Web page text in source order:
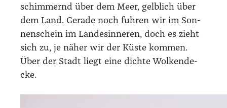
schim­mernd über dem Meer, gelb­lich über
dem Land. Gera­de noch fuh­ren wir im Son­
nen­schein im Lan­des­in­ne­ren, doch es zieht
sich zu, je näher wir der Küs­te kom­men.
Über der Stadt liegt eine dich­te Wol­ken­de­
cke.